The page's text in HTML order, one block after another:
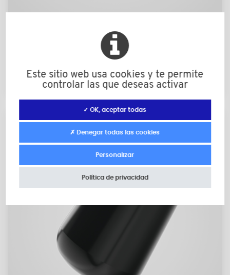
Capsulas de remate cuadradas en PVC
10 × 10 a 100 × 100
Este sitio web usa cookies y te permite
controlar las que deseas activar
✓ OK, aceptar todas
✗ Denegar todas las cookies
Personalizar
Política de privacidad